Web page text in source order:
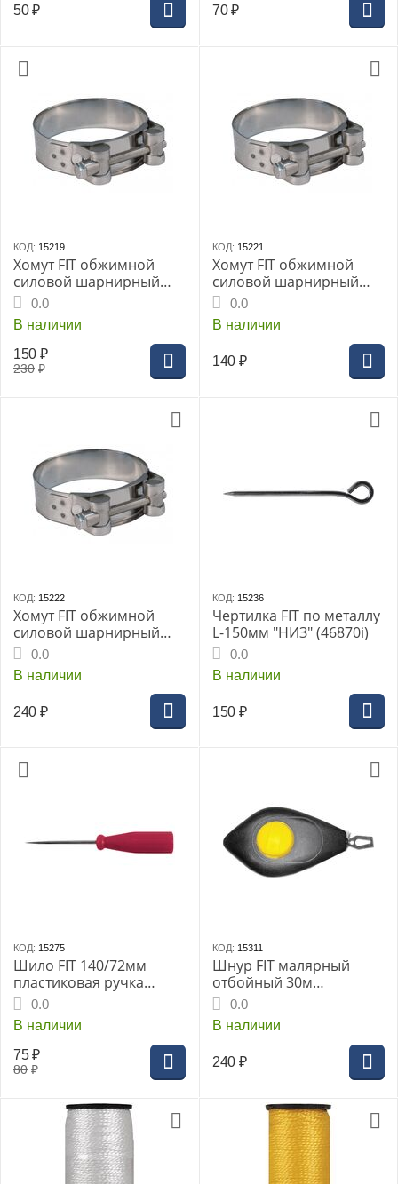
50 ₽ 70 ₽
КОД: 15219
Хомут FIT обжимной
силовой шарнирный
нерж.сталь 20-22мм
0.0
В наличии
230 ₽
150 ₽
КОД: 15221
Хомут FIT обжимной
силовой шарнирный
нерж.сталь 64-67мм
0.0
В наличии
140 ₽
КОД: 15222
Хомут FIT обжимной
силовой шарнирный
нерж.сталь 80-85мм
0.0
В наличии
240 ₽
КОД: 15236
Чертилка FIT по металлу
L-150мм "НИЗ" (46870i)
0.0
В наличии
150 ₽
КОД: 15275
Шило FIT 140/72мм
пластиковая ручка
(67405i)
0.0
В наличии
80 ₽
75 ₽
КОД: 15311
Шнур FIT малярный
отбойный 30м
пластиковый ABS корпус
(04613i)
0.0
В наличии
240 ₽